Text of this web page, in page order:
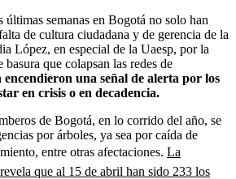
últimas semanas en Bogotá no solo han
de cultura ciudadana y de gerencia de la
López, en especial de la Uaesp, por la
basura que colapsan las redes de
encendieron una señal de alerta por los
en crisis o en decadencia.
de Bogotá, en lo corrido del año, se
por árboles, ya sea por caída de
entre otras afectaciones. La
que al 15 de abril han sido 233 los